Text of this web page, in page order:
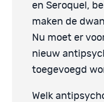
en Seroquel,
maken de
Nu moet er
nieuw
toegevoegd
Welk